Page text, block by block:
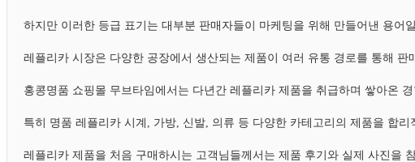
하지만 이러한 등급 표기는 대부분 판매자들이 마케팅을 위해 만들어낸 용어
레플리카 시장은 다양한 공장에서 생산되는 제품이 여러 유통 경로를 통해
홍콩명품 쇼핑몰 무브타임에서는 다년간 레플리카 제품을 취급하며 쌓아온
특히 명품 레플리카 시계, 가방, 신발, 의류 등 다양한 카테고리의 제품을 합
레플리카 제품을 처음 구매하시는 고객님들께서는 제품 후기와 실제 사진을